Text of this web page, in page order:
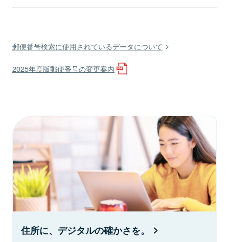
郵便番号検索に使用されているデータについて
2025年度版郵便番号の変更案内
住所に、デジタルの確かさを。